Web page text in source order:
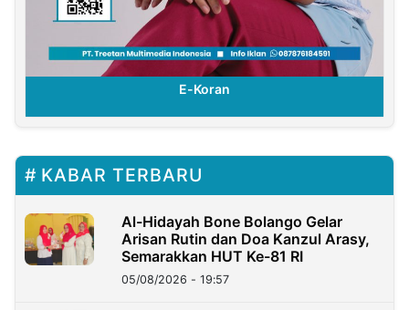
E-Koran
KABAR TERBARU
Al-Hidayah Bone Bolango Gelar
Arisan Rutin dan Doa Kanzul Arasy,
Semarakkan HUT Ke-81 RI
05/08/2026 - 19:57